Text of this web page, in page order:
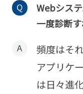
Webシス
一度診断
頻度はそ
アプリケ
は日々進